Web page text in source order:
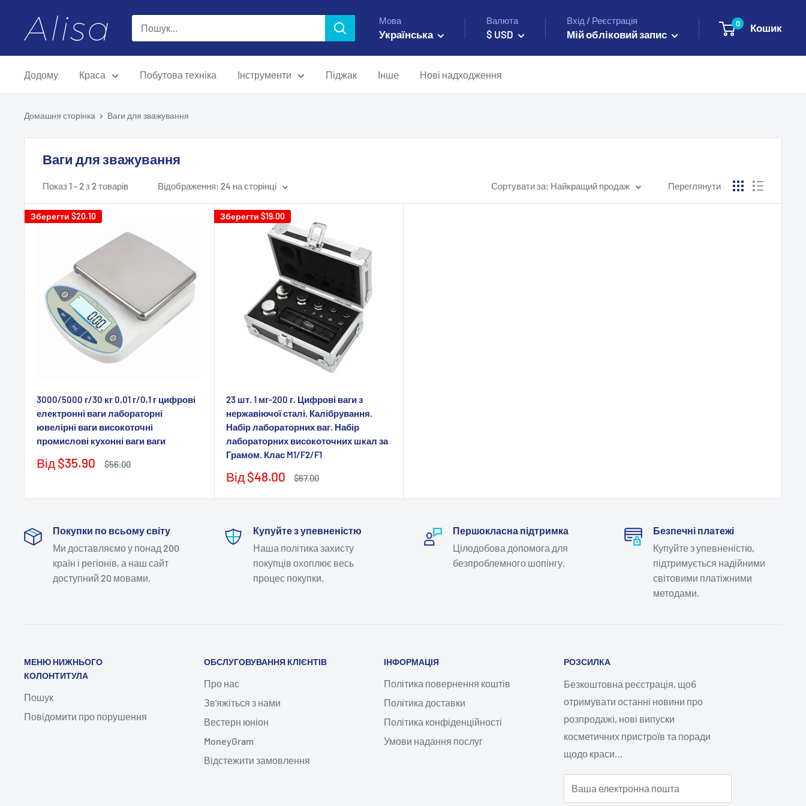
контенту
ALISA Мова
Українська
Валюта
$ USD
Вхід / Реєстрація
Мій обліковий запис
0 Кошик
Додому Краса Побутова техніка Інструменти Піджак Інше Нові надходження
Домашня сторінка Ваги для зважування
Ваги для зважування
Показ 1 - 2 з 2 товарів Відображення: 24 на сторінці Сортувати за: Найкращий продаж Переглянути
Зберегти $20.10
3000/5000 г/30 кг 0,01 г/0,1 г цифрові
електронні ваги лабораторні
ювелірні ваги високоточні
промислові кухонні ваги ваги
Ціна
продажу
Від $35.90
Звичайна
$56.00
Зберегти $19.00
23 шт. 1 мг-200 г. Цифрові ваги з
нержавіючої сталі. Калібрування.
Набір лабораторних ваг. Набір
лабораторних високоточних шкал за
Грамом. Клас M1/F2/F1
Ціна
продажу
Від $48.00
Звичайна
$67.00
Покупки по всьому світу
Ми доставляємо у понад 200
країн і регіонів, а наш сайт
доступний 20 мовами.
Купуйте з упевненістю
Наша політика захисту
покупців охоплює весь
процес покупки.
Першокласна підтримка
Цілодобова допомога для
безпроблемного шопінгу.
Безпечні платежі
Купуйте з упевненістю,
підтримується надійними
світовими платіжними
методами.
МЕНЮ НИЖНЬОГО
КОЛОНТИТУЛА
Пошук
Повідомити про порушення
ОБСЛУГОВУВАННЯ КЛІЄНТІВ
Про нас
Зв'яжіться з нами
Вестерн юніон
MoneyGram
Відстежити замовлення
ІНФОРМАЦІЯ
Політика повернення коштів
Політика доставки
Політика конфіденційності
Умови надання послуг
РОЗСИЛКА
Безкоштовна реєстрація, щоб
отримувати останні новини про
розпродажі, нові випуски
косметичних пристроїв та поради
щодо краси…
Ваша електронна пошта